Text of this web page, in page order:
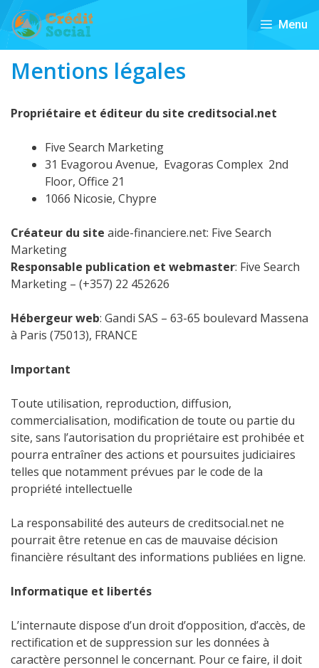
Aller
au
contenu
Menu
Mentions légales
Propriétaire et éditeur du site creditsocial.net
Five Search Marketing
31 Evagorou Avenue, Evagoras Complex 2nd
Floor, Office 21
1066 Nicosie, Chypre
Créateur du site aide-financiere.net: Five Search
Marketing
Responsable publication et webmaster: Five Search
Marketing – (+357) 22 452626
Hébergeur web: Gandi SAS – 63-65 boulevard Massena
à Paris (75013), FRANCE
Important
Toute utilisation, reproduction, diffusion,
commercialisation, modification de toute ou partie du
site, sans l’autorisation du propriétaire est prohibée et
pourra entraîner des actions et poursuites judiciaires
telles que notamment prévues par le code de la
propriété intellectuelle
La responsabilité des auteurs de creditsocial.net ne
pourrait être retenue en cas de mauvaise décision
financière résultant des informations publiées en ligne.
Informatique et libertés
L’internaute dispose d’un droit d’opposition, d’accès, de
rectification et de suppression sur les données à
caractère personnel le concernant. Pour ce faire, il doit